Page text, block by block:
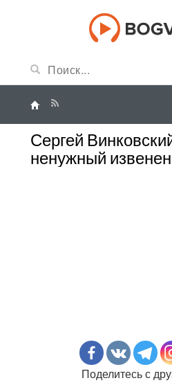
Сергей
ненужный
Поделитесь с